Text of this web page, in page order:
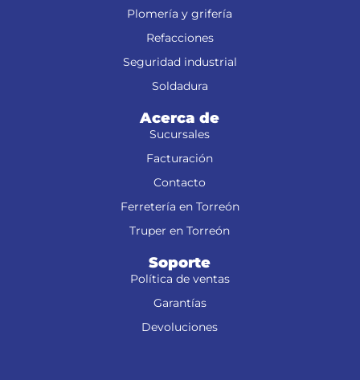
Plomería y grifería
Refacciones
Seguridad industrial
Soldadura
Acerca de
Sucursales
Facturación
Contacto
Ferretería en Torreón
Truper en Torreón
Soporte
Política de ventas
Garantías
Devoluciones